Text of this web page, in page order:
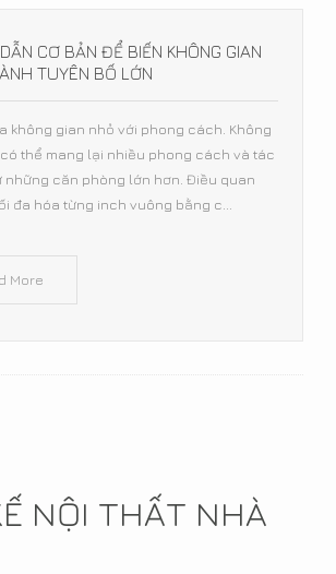
CƠ BẢN ĐỂ BIẾN KHÔNG GIAN
TUYÊN BỐ LỚN
không gian nhỏ với phong cách. Không
thể mang lại nhiều phong cách và tác
những căn phòng lớn hơn. Điều quan
đa hóa từng inch vuông bằng c...
More
NỘI THẤT NHÀ